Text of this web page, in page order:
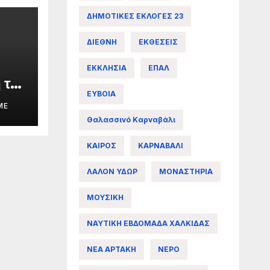
ΔΗΜΟΤΙΚΕΣ ΕΚΛΟΓΕΣ 23
ΔΙΕΘΝΗ ΕΚΘΕΣΕΙΣ
ΕΚΚΛΗΣΙΑ ΕΠΑΛ
ΕΥΒΟΙΑ
Θαλασσινό Καρναβάλι
ΚΑΙΡΟΣ ΚΑΡΝΑΒΑΛΙ
ΛΑΛΟΝ ΥΔΩΡ ΜΟΝΑΣΤΗΡΙΑ
ΜΟΥΣΙΚΗ
ΝΑΥΤΙΚΗ ΕΒΔΟΜΑΔΑ ΧΑΛΚΙΔΑΣ
ΝΕΑ ΑΡΤΑΚΗ ΝΕΡΟ